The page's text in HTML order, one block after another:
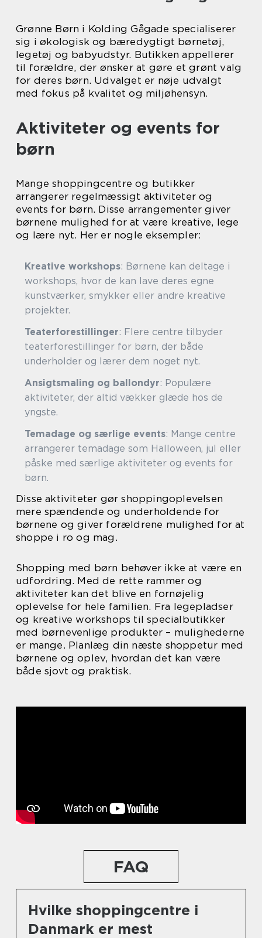
Grønne Børn i Kolding Gågade specialiserer
sig i økologisk og bæredygtigt børnetøj,
legetøj og babyudstyr. Butikken appellerer
til forældre, der ønsker at gøre et grønt valg
for deres børn. Udvalget er nøje udvalgt
med fokus på kvalitet og miljøhensyn.
Aktiviteter og events for
børn
Mange shoppingcentre og butikker
arrangerer regelmæssigt aktiviteter og
events for børn. Disse arrangementer giver
børnene mulighed for at være kreative, lege
og lære nyt. Her er nogle eksempler:
Kreative workshops: Børnene kan deltage i
workshops, hvor de kan lave deres egne
kunstværker, smykker eller andre kreative
projekter.
Teaterforestillinger: Flere centre tilbyder
teaterforestillinger for børn, der både
underholder og lærer dem noget nyt.
Ansigtsmaling og ballondyr: Populære
aktiviteter, der altid vækker glæde hos de
yngste.
Temadage og særlige events: Mange centre
arrangerer temadage som Halloween, jul eller
påske med særlige aktiviteter og events for
børn.
Disse aktiviteter gør shoppingoplevelsen
mere spændende og underholdende for
børnene og giver forældrene mulighed for at
shoppe i ro og mag.
Shopping med børn behøver ikke at være en
udfordring. Med de rette rammer og
aktiviteter kan det blive en fornøjelig
oplevelse for hele familien. Fra legepladser
og kreative workshops til specialbutikker
med børnevenlige produkter – mulighederne
er mange. Planlæg din næste shoppetur med
børnene og oplev, hvordan det kan være
både sjovt og praktisk.
FAQ
Hvilke shoppingcentre i
Danmark er mest